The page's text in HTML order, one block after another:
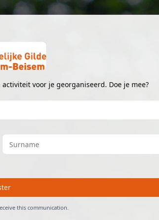
voor je georganiseerd. Doe je mee?
this communication.